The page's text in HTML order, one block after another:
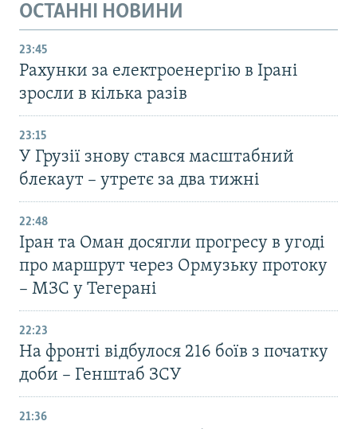
ОСТАННІ НОВИНИ
23:45
Рахунки за електроенергію в Ірані
зросли в кілька разів
23:15
У Грузії знову стався масштабний
блекаут – утретє за два тижні
22:48
Іран та Оман досягли прогресу в угоді
про маршрут через Ормузьку протоку
– МЗС у Тегерані
22:23
На фронті відбулося 216 боїв з початку
доби – Генштаб ЗСУ
21:36